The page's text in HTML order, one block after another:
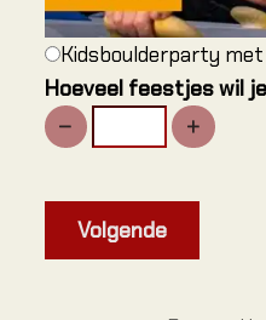
Kidsboulderparty met
Hoeveel feestjes wil
Volgende